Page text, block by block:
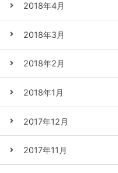
2018年4月
2018年3月
2018年2月
2018年1月
2017年12月
2017年11月